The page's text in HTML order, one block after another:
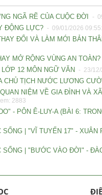
NGÃ RẼ CỦA CUỘC ĐỜI -
ĐỘNG LỰC? - 09/01/2026
ĐỔI VÀ LÀM MỚI BẢN
MỞ RỘNG VÙNG AN TOÀN?
12 MÔN NGỮ VĂN - 23/12/
TỊCH NƯỚC LƯƠNG
NIỆM VỀ GIA ĐÌNH VÀ
2883
- PÔN Ê-LUY-A (BÀI 6:
| "VĨ TUYẾN 17" -
| "BƯỚC VÀO ĐỜI" -